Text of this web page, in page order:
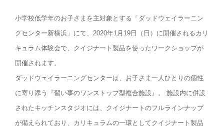
小学校低学年のお子さまを主対象とする「ダッドウェイラーニン
グセンター新横浜」にて、2020年1月19日（日）に開催されるカリ
キュラム体験会で、クイジナート製品を使ったワークショップが
開催されます。
ダッドウェイラーニングセンターは、お子さま一人ひとりの個性
に寄り添う『習い事のワンストップ型複合施設』。 施設内に併設
されたキッチンスタジオには、クイジナートのフルラインナップ
が備えられており、カリキュラムの一環としてクイジナート製品